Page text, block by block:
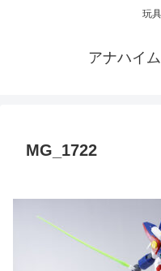
玩
アナハイ
MG_1722